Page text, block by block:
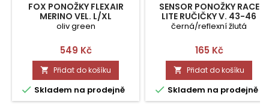
FOX PONOŽKY FLEXAIR
MERINO VEL. L/XL
oliv green
Cena
549 Kč
 Přidat do košíku
 Skladem na prodejně
SENSOR PONOŽKY RACE
LITE RUČIČKY V. 43-46
černá/reflexní žlutá
Cena
165 Kč
 Přidat do košíku
 Skladem na prodejně